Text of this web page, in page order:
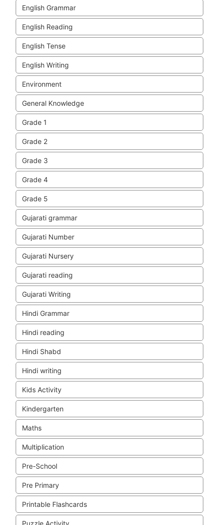
English Grammar
English Reading
English Tense
English Writing
Environment
General Knowledge
Grade 1
Grade 2
Grade 3
Grade 4
Grade 5
Gujarati grammar
Gujarati Number
Gujarati Nursery
Gujarati reading
Gujarati Writing
Hindi Grammar
Hindi reading
Hindi Shabd
Hindi writing
Kids Activity
Kindergarten
Maths
Multiplication
Pre-School
Pre Primary
Printable Flashcards
Puzzle Activity